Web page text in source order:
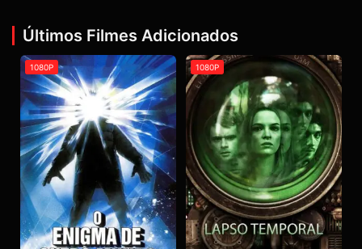
Últimos Filmes Adicionados
1080P 1080P